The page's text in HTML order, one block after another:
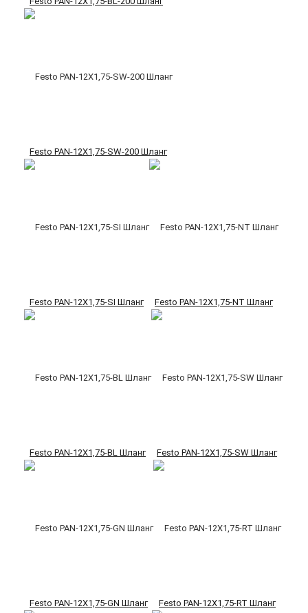
Festo PAN-12X1,75-SW-200 Шланг
Festo PAN-12X1,75-SI Шланг Festo PAN-12X1,75-NT Шланг
Festo PAN-12X1,75-BL Шланг Festo PAN-12X1,75-SW Шланг
Festo PAN-12X1,75-GN Шланг Festo PAN-12X1,75-RT Шланг